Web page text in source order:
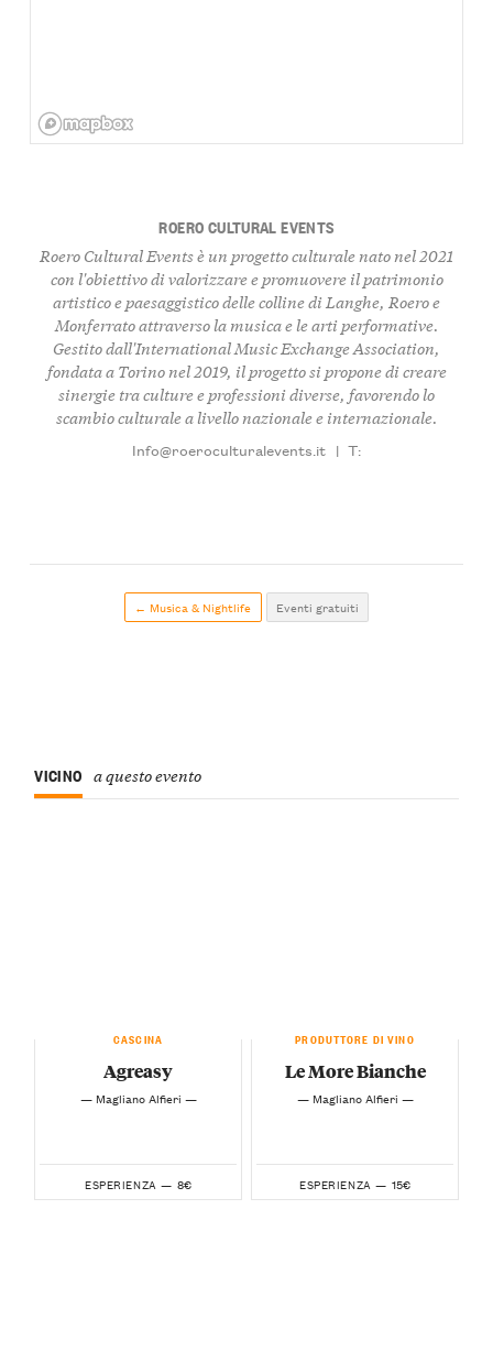
ROERO CULTURAL EVENTS
Roero Cultural Eventsè un progetto culturale nato nel 2021
con l'obiettivo di valorizzare e promuovere il patrimonio
artistico e paesaggistico delle colline di Langhe, Roero e
Monferrato attraverso la musica e le arti performative.
Gestito dall'International Music Exchange Association,
fondata a Torino nel 2019, il progetto si propone di creare
sinergie tra culture e professioni diverse, favorendo lo
scambio culturale a livello nazionale e internazionale.
Info@roeroculturalevents.it | T:
← Musica & Nightlife Eventi gratuiti
VICINO a questo evento
CASCINA
Agreasy
— Magliano Alfieri —
ESPERIENZA — 8€
PRODUTTORE DI VINO
Le More Bianche
— Magliano Alfieri —
ESPERIENZA — 15€